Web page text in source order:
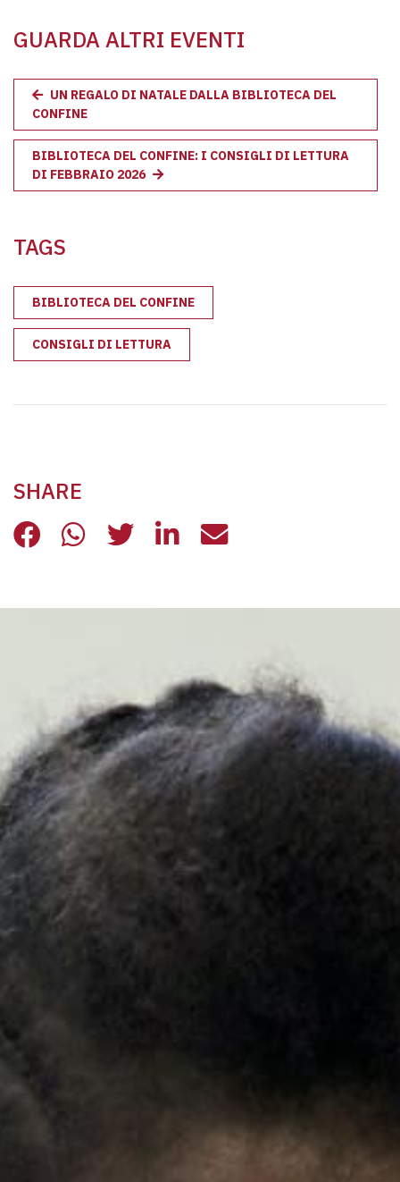
GUARDA ALTRI EVENTI
UN REGALO DI NATALE DALLA BIBLIOTECA DEL
CONFINE
BIBLIOTECA DEL CONFINE: I CONSIGLI DI LETTURA
DI FEBBRAIO 2026
TAGS
BIBLIOTECA DEL CONFINE
CONSIGLI DI LETTURA
SHARE
BIBLIOTECA DEL CONFINE: I
BIBLIOTECA DEL CONFINE: I
BIBLIOTECA DEL
BIBLIOTECA DEL
BIBLIOTECA